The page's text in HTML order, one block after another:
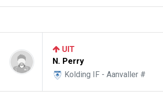
UIT
N. Perry
Kolding IF - Aanvaller #